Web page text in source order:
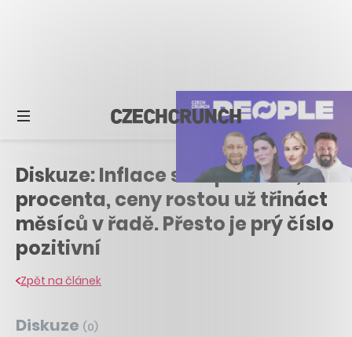
Diskuze: Inflace stoupla na 17,5
procenta, ceny rostou už třináct
měsíců v řadě. Přesto je prý číslo
pozitivní
Zpět na článek
Diskuze (0)